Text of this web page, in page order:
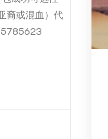
裔或混血）代